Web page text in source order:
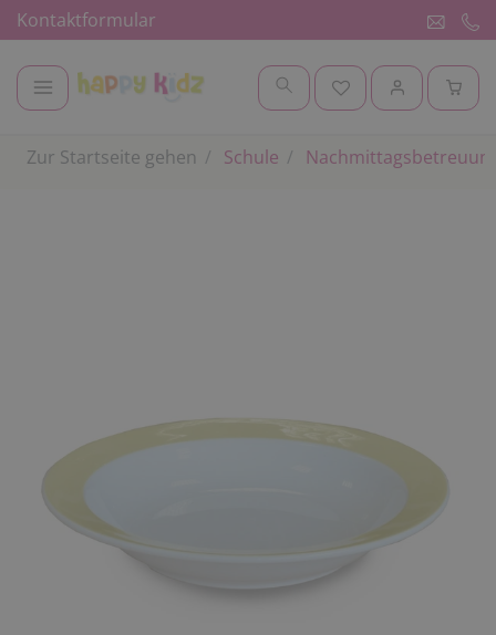
Kontaktformular
Zur Startseite gehen Schule